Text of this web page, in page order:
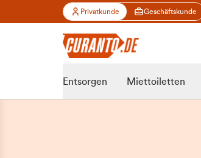
Privatkunde Geschäftskunde
Entsorgen Miettoiletten